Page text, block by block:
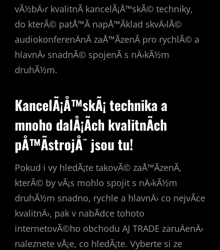
vÃ½bÄ›r kvalitnÃ­ kancelÃ¡Å™skÃ© techniky,
do kterÃ© patÅ™Ã­ napÅ™Ã­klad skvÄ›lÃ©
audiokonferenÄnÃ­ zaÅ™Ã­zenÃ­ pro rychlÃ© a
hlavnÄ› snadnÃ© spojenÃ­ s nÄ›kÃ½m
druhÃ½m.
KancelÃ¡Å™skÃ¡ technika a
mnoho dalÅ¡Ã­ch kvalitnÃ­ch
pÅ™Ã­strojÅ¯ jsou tu!
Pokud i vy hledÃ¡te takovÃ© zaÅ™Ã­zenÃ­,
kterÃ© by vÃ¡s mohlo spojit s nÄ›kÃ½m
druhÃ½m snadno, rychle a hlavnÄ› co nejvÃ­ce
kvalitnÄ›, pak v nabÃ­dce tohoto
internetovÃ©ho obchodu AJ TRADE zaruÄenÄ›
naleznete vÅ¡e, co hledÃ¡te. Vyberte si ze